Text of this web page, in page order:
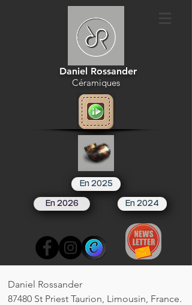
Daniel Rossander
Céramiques
En 2025
En 2026 En 2024
Daniel Rossander
87480 St Priest Taurion, Limousin, France.